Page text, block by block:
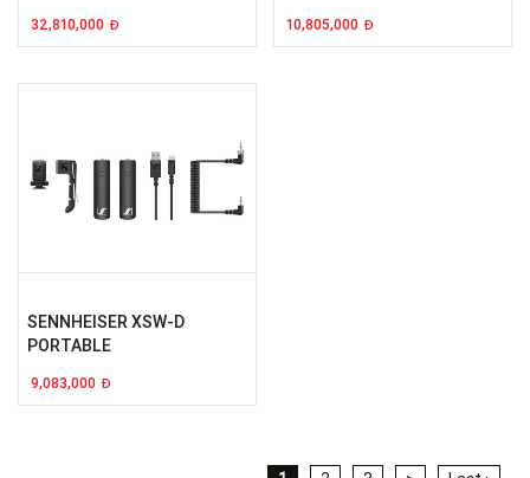
32,810,000 Đ 10,805,000 Đ
SENNHEISER XSW-D
PORTABLE
9,083,000 Đ